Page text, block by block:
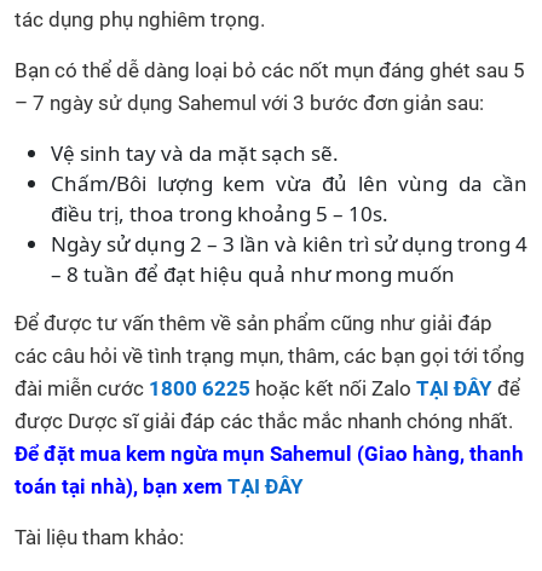
tác dụng phụ nghiêm trọng.
Bạn có thể dễ dàng loại bỏ các nốt mụn đáng ghét sau 5
– 7 ngày sử dụng Sahemul với 3 bước đơn giản sau:
Vệ sinh tay và da mặt sạch sẽ.
Chấm/Bôi lượng kem vừa đủ lên vùng da cần
điều trị, thoa trong khoảng 5 – 10s.
Ngày sử dụng 2 – 3 lần và kiên trì sử dụng trong 4
– 8 tuần để đạt hiệu quả như mong muốn
Để được tư vấn thêm về sản phẩm cũng như giải đáp
các câu hỏi về tình trạng mụn, thâm, các bạn gọi tới tổng
đài miễn cước 1800 6225 hoặc kết nối Zalo TẠI ĐÂY để
được Dược sĩ giải đáp các thắc mắc nhanh chóng nhất.
Để đặt mua kem ngừa mụn Sahemul (Giao hàng, thanh
toán tại nhà), bạn xem TẠI ĐÂY
Tài liệu tham khảo: